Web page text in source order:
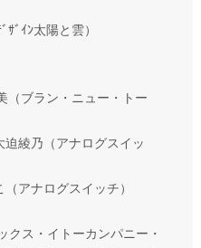
ﾞｲﾝ太陽と雲）
（ブラン・ニュー・トー
綾乃（アナログスイッ
アナログスイッチ）
クス・イトーカンパニー・